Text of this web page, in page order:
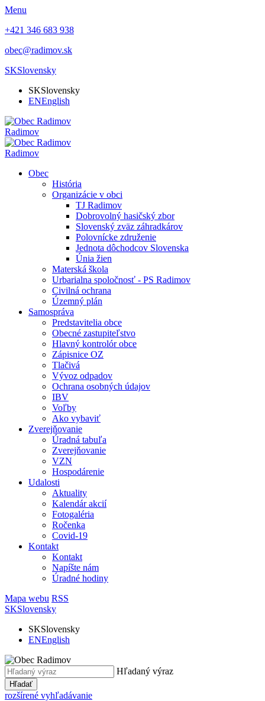
Menu
+421 346 683 938
obec@radimov.sk
SKSlovensky
SKSlovensky
ENEnglish
Radimov
Radimov
Obec
História
Organizácie v obci
TJ Radimov
Dobrovolný hasičský zbor
Slovenský zväz záhradkárov
Polovnícke združenie
Jednota dôchodcov Slovenska
Únia žien
Materská škola
Urbarialna spoločnosť - PS Radimov
Civilná ochrana
Územný plán
Samospráva
Predstavitelia obce
Obecné zastupiteľstvo
Hlavný kontrolór obce
Zápisnice OZ
Tlačivá
Vývoz odpadov
Ochrana osobných údajov
IBV
Voľby
Ako vybaviť
Zverejňovanie
Úradná tabuľa
Zverejňovanie
VZN
Hospodárenie
Udalosti
Aktuality
Kalendár akcií
Fotogaléria
Ročenka
Covid-19
Kontakt
Kontakt
Napíšte nám
Úradné hodiny
Mapa webu RSS
SKSlovensky
SKSlovensky
ENEnglish
Hľadaný výraz
Hľadať
rozšírené vyhľadávanie